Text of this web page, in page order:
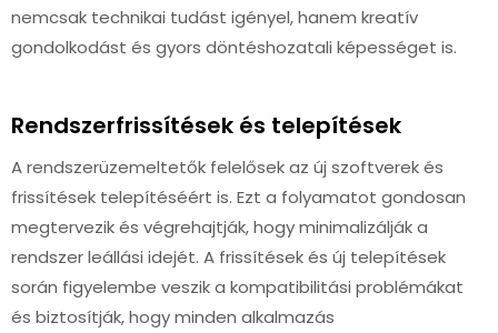
nemcsak technikai tudást igényel, hanem kreatív
gondolkodást és gyors döntéshozatali képességet is.
Rendszerfrissítések és telepítések
A rendszerüzemeltetők felelősek az új szoftverek és
frissítések telepítéséért is. Ezt a folyamatot gondosan
megtervezik és végrehajtják, hogy minimalizálják a
rendszer leállási idejét. A frissítések és új telepítések
során figyelembe veszik a kompatibilitási problémákat
és biztosítják, hogy minden alkalmazás